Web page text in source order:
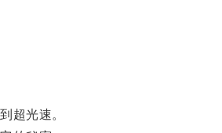
超光速。